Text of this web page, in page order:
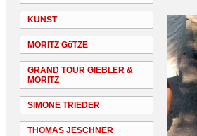
KUNST
MORITZ GöTZE
GRAND TOUR GIEBLER &
MORITZ
SIMONE TRIEDER
THOMAS JESCHNER